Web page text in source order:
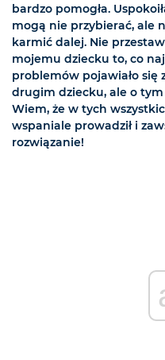
bardzo pomogła.
mogą nie przybierać, ale
karmić dalej. Nie
mojemu dziecku to, co
problemów pojawiało się
drugim dziecku, ale o tym
Wiem, że w tych
wspaniale prowadził i
rozwiązanie!